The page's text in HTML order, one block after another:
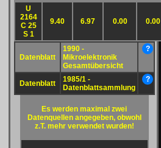
U
2164
C 25
S 1
9.40 6.97 0.00 0.00
Datenblatt
1990 -
Mikroelektronik
Gesamtübersicht
?
Datenblatt
1985/1 -
Datenblattsammlung
?
Es werden maximal zwei
Datenquellen angegeben, obwohl
z.T. mehr verwendet wurden!